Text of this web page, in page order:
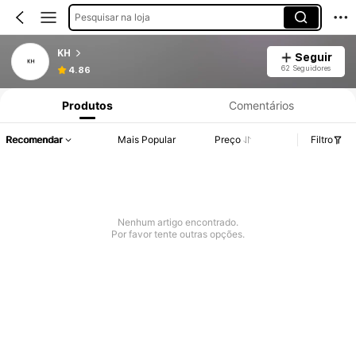
Pesquisar na loja
KH
4.86
Seguir
62 Seguidores
Produtos Comentários
Recomendar Mais Popular Preço Filtro
Nenhum artigo encontrado.
Por favor tente outras opções.